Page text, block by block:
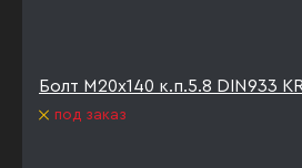
Болт М20х140 к.п.5.8 DIN933
под заказ